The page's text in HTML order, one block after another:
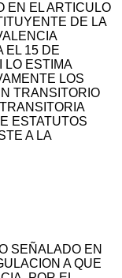
EN EL ARTICULO
DE LA
EL 15 DE
LO ESTIMA
LOS
TRANSITORIO
ESTATUTOS
A LA
SEÑALADO EN
A QUE